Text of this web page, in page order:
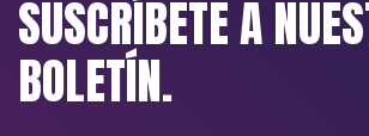
SUSCRÍBETE A
BOLETÍN.